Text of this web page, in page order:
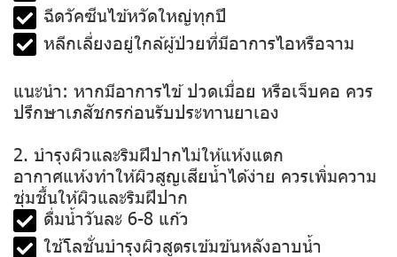
ฉีดวัคซีนไข้หวัดใหญ่ทุกปี
หลีกเลี่ยงอยู่ใกล้ผู้ป่วยที่มีอาการไอหรือจาม
แนะนำ: หากมีอาการไข้ ปวดเมื่อย หรือเจ็บคอ ควร
ปรึกษาเภสัชกรก่อนรับประทานยาเอง
2. บำรุงผิวและริมฝีปากไม่ให้แห้งแตก
อากาศแห้งทำให้ผิวสูญเสียน้ำได้ง่าย ควรเพิ่มความ
ชุ่มชื้นให้ผิวและริมฝีปาก
ดื่มน้ำวันละ 6-8 แก้ว
ใช้โลชั่นบำรุงผิวสูตรเข้มข้นหลังอาบน้ำ